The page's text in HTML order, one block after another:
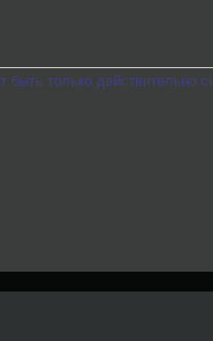
только действительно